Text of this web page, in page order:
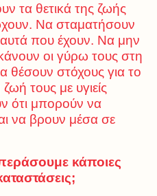
τα θετικά της ζωής
Να σταματήσουν
που έχουν. Να μην
οι γύρω τους στη
θέσουν στόχους για το
τους με υγιείς
ότι μπορούν να
να βρουν μέσα σε
κάποιες